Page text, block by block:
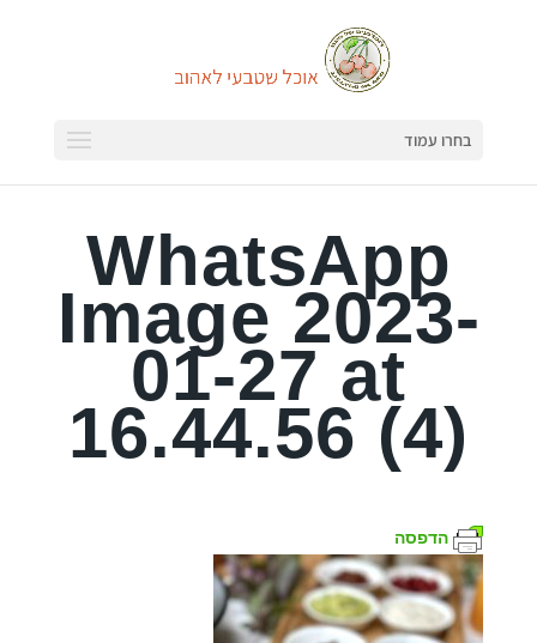
בחרו עמוד
WhatsApp
Image 2023-
01-27 at
16.44.56 (4)
הדפסה